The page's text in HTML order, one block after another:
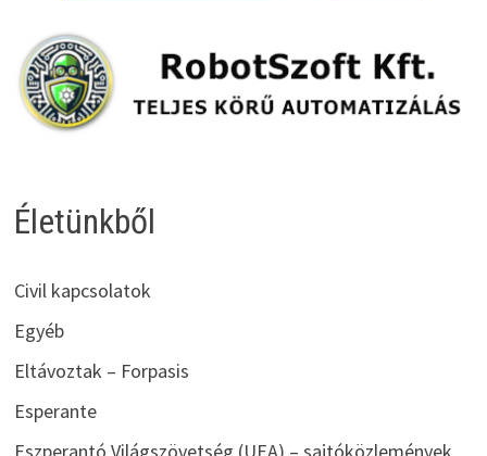
Életünkből
Civil kapcsolatok
Egyéb
Eltávoztak – Forpasis
Esperante